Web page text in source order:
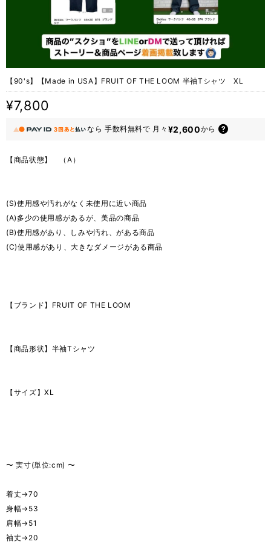
【90's】【Made in USA】FRUIT OF THE LOOM 半袖Tシャツ XL
¥7,800
なら 手数料無料で 月々 ¥2,600から
【商品状態】 （A）
(S)使用感や汚れがなく未使用に近い商品
(A)多少の使用感があるが、美品の商品
(B)使用感があり、しみや汚れ、がある商品
(C)使用感があり、大きなダメージがある商品
【ブランド】FRUIT OF THE LOOM
【商品形状】半袖Tシャツ
【サイズ】XL
〜 実寸(単位:cm) 〜
着丈→70
身幅→53
肩幅→51
袖丈→20